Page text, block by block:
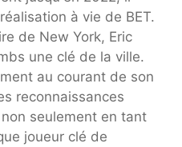
à vie de BET.
de New York, Eric
une clé de la ville.
au courant de son
reconnaissances
seulement en tant
joueur clé de